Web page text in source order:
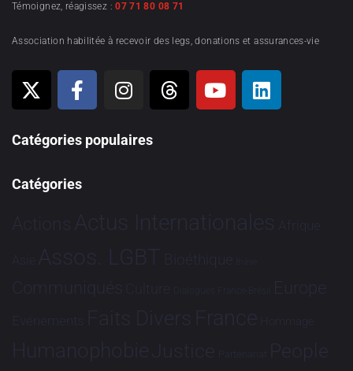
Témoignez, réagissez :07 71 80 08 71
Association habilitée à recevoir des legs, donations et assurances-vie
Catégories populaires
Catégories
Actions Actus Internationales Afrique
Asie Assos. LGBT Bioéthique Brève
Communiqués Culture Dialogues France-Brésil Europe
Evénements Faits Divers France Hommage
HumanophobieJustice Partenariat People